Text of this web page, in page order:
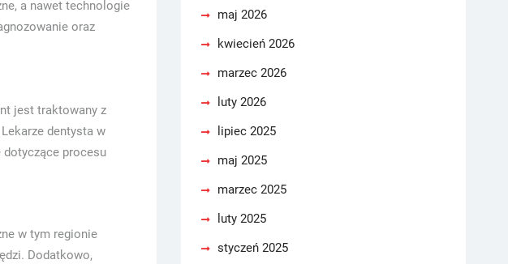
a nawet technologie
oraz
jest traktowany z
dentysta w
dotyczące procesu
w tym regionie
Dodatkowo,
maj 2026
kwiecień 2026
marzec 2026
luty 2026
lipiec 2025
maj 2025
marzec 2025
luty 2025
styczeń 2025